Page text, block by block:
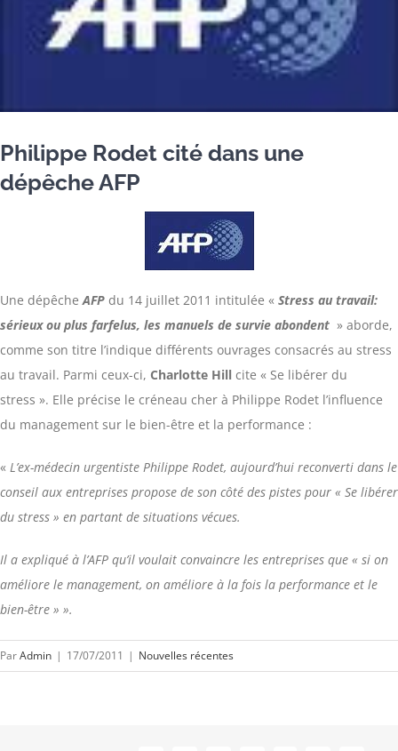
Philippe Rodet cité dans une
dépêche AFP
Une dépêcheAFP du 14 juillet 2011 intitulée « Stress au travail:
sérieux ou plus farfelus, les manuels de survie abondent » aborde,
comme son titre l’indique différents ouvrages consacrés au stress
au travail. Parmi ceux-ci, Charlotte Hill cite « Se libérer du
stress ». Elle précise le créneau cher à Philippe Rodet l’influence
du management sur le bien-être et la performance :
« L’ex-médecin urgentiste Philippe Rodet, aujourd’hui reconverti dans le
conseil aux entreprises propose de son côté des pistes pour « Se libérer
du stress » en partant de situations vécues.
Il a expliqué à l’AFP qu’il voulait convaincre les entreprises que « si on
améliore le management, on améliore à la fois la performance et le
bien-être » ».
ParAdmin | 17/07/2011 | Nouvelles récentes